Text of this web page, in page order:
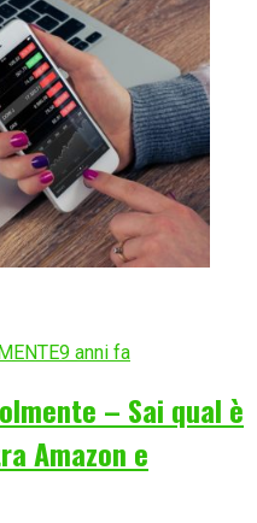
9 anni fa
– Sai qual è
Amazon e